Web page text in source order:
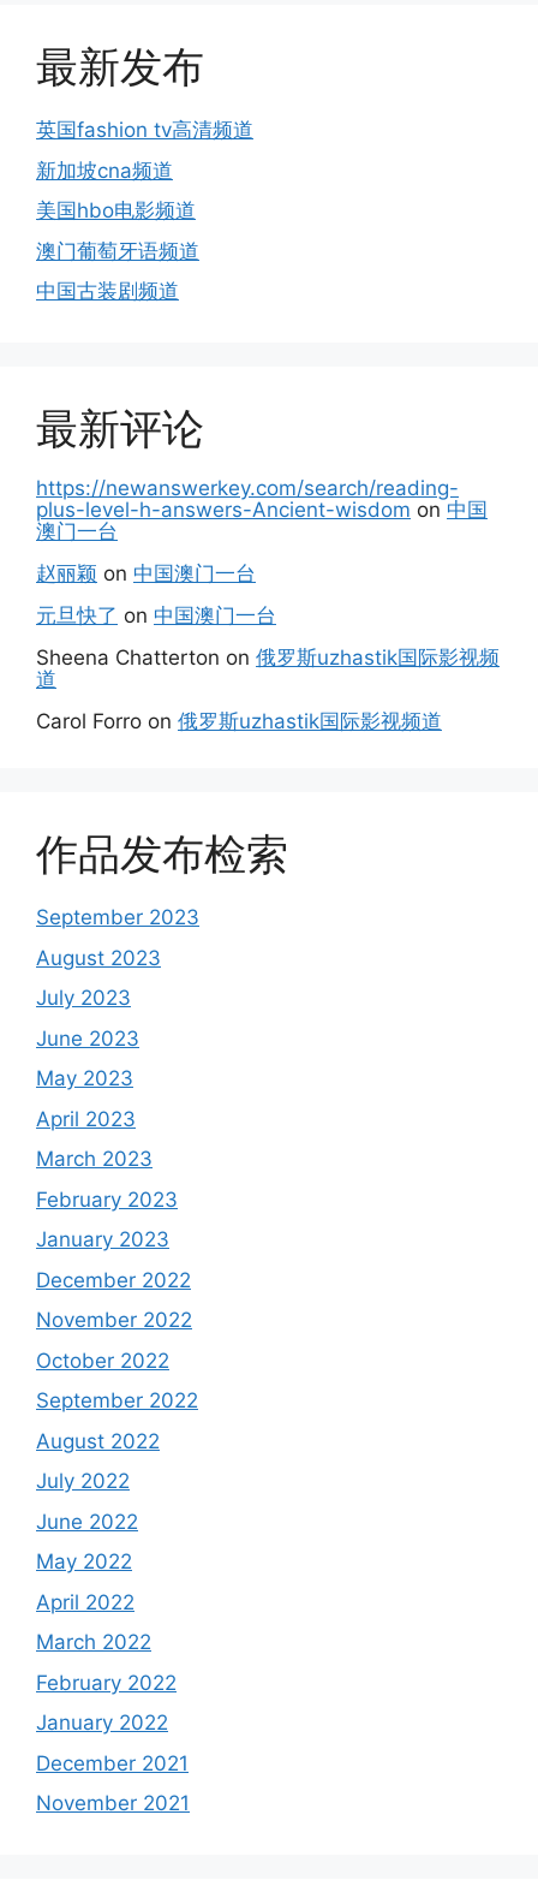
最新发布
英国fashion tv高清频道
新加坡cna频道
美国hbo电影频道
澳门葡萄牙语频道
中国古装剧频道
最新评论
https://newanswerkey.com/search/reading-
plus-level-h-answers-Ancient-wisdom on 中国
澳门一台
赵丽颖 on 中国澳门一台
元旦快了 on 中国澳门一台
Sheena Chatterton on 俄罗斯uzhastik国际影视频
道
Carol Forro on 俄罗斯uzhastik国际影视频道
作品发布检索
September 2023
August 2023
July 2023
June 2023
May 2023
April 2023
March 2023
February 2023
January 2023
December 2022
November 2022
October 2022
September 2022
August 2022
July 2022
June 2022
May 2022
April 2022
March 2022
February 2022
January 2022
December 2021
November 2021